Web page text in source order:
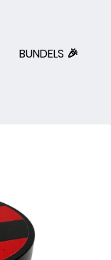
BUNDELS 🎉